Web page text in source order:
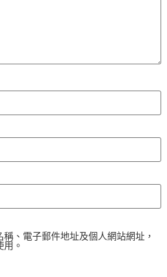
稱、電子郵件地址及個人網站網址，
。